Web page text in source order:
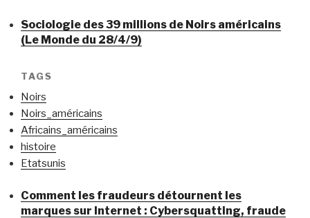
Sociologie des 39 millions de Noirs américains
(Le Monde du 28/4/9)
TAGS
Noirs
Noirs_américains
Africains_américains
histoire
Etatsunis
Comment les fraudeurs détournent les
marques sur Internet : Cybersquatting, fraude